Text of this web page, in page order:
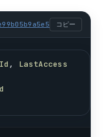
コピー
, LastAccess